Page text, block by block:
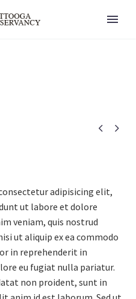
 
adipisicing elit,
ut labore et dolore
veniam, quis nostrud
ut aliquip ex ea commodo
in reprehenderit in
eu fugiat nulla pariatur.
non proident, sunt in